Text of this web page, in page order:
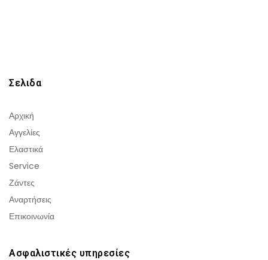
Σελιδα
Αρχική
Αγγελίες
Ελαστικά
Service
Ζάντες
Αναρτήσεις
Επικοινωνία
Ασφαλιστικές υπηρεσίες